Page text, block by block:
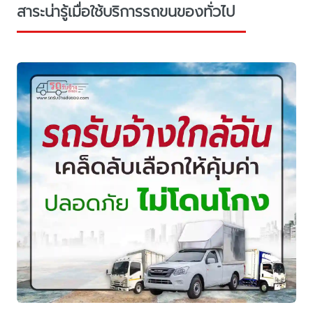
สาระน่ารู้เมื่อใช้บริการรถขนของทั่วไป